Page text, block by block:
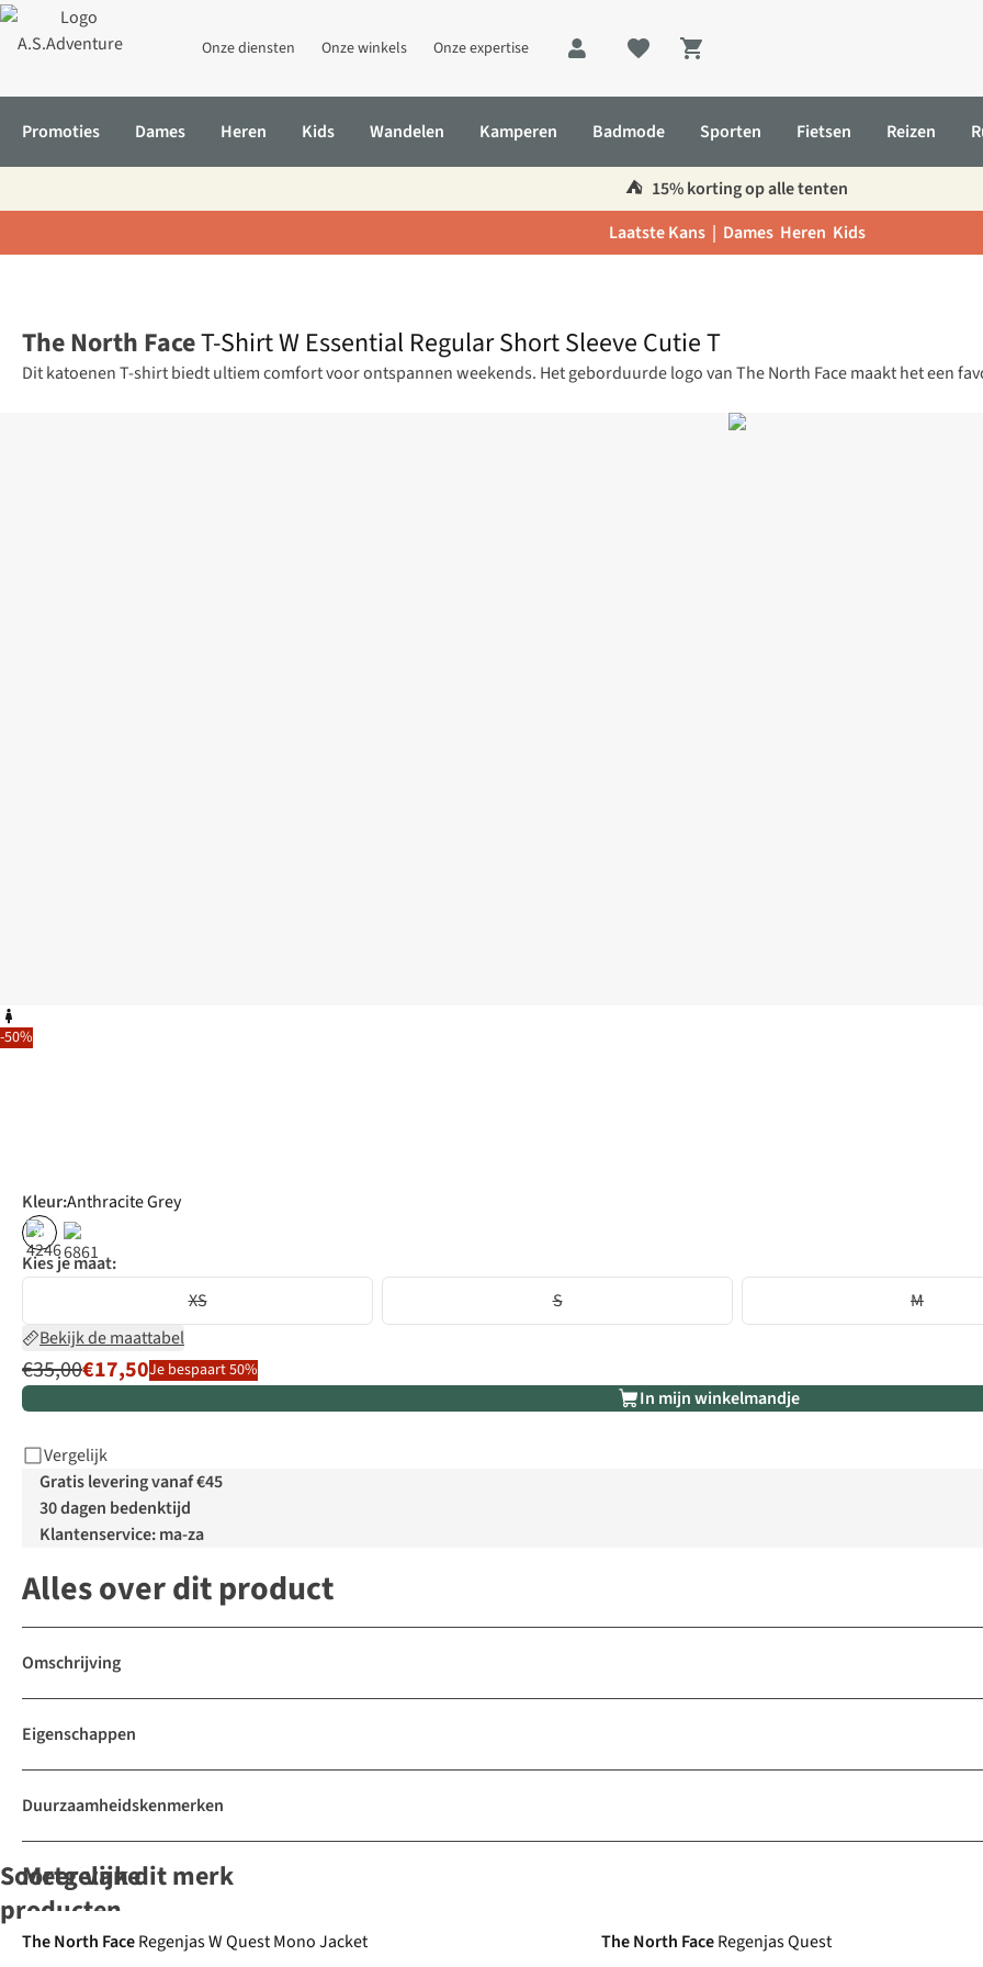
Onze diensten Onze winkels Onze expertise
Shopping cart
Promoties Dames Heren Kids Wandelen Kamperen Badmode Sporten Fietsen Reizen
⛺️ 15% korting op alle tenten
Laatste Kans | Dames Heren Kids
-50%
The North FaceT-Shirt W Essential Regular Short Sleeve Cutie T
Dit katoenen T-shirt biedt ultiem comfort voor ontspannen weekends. Het geborduurde logo van The North Face maakt het een
Kleur:Anthracite Grey
%
Kies je maat:
XS
S
M
Bekijk de maattabel
€35,00€17,50Je bespaart 50%
In mijn winkelmandje
Vergelijk
Gratis levering vanaf €45
30 dagen bedenktijd
Klantenservice: ma-za
Alles over dit product
Omschrijving
Eigenschappen
Duurzaamheidskenmerken
Soortgelijke
producten
Meer van dit merk
De keuze van A.S.
The North FaceRegenjas W Quest Mono Jacket The North FaceRegenjas Quest